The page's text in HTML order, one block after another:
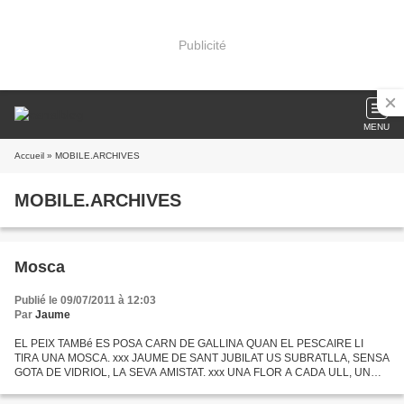
Publicité
MENU
Accueil » MOBILE.ARCHIVES
MOBILE.ARCHIVES
Mosca
Publié le 09/07/2011 à 12:03
Par Jaume
EL PEIX TAMBé ES POSA CARN DE GALLINA QUAN EL PESCAIRE LI
TIRA UNA MOSCA. xxx JAUME DE SANT JUBILAT US SUBRATLLA, SENSA
GOTA DE VIDRIOL, LA SEVA AMISTAT. xxx UNA FLOR A CADA ULL, UN
CRISI DEL...